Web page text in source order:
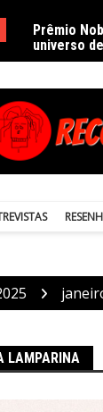
Prêmio
universo
LAMPARINA